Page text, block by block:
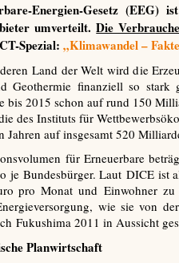
Energien-Gesetz (EEG)
umverteilt.Die
Spezial: „Klimawandel –
Land der Welt wird die
Geothermie finanziell so
bis 2015 schon auf rund 150
des Instituts für
Jahren auf insgesamt 520
für Erneuerbare
je Bundesbürger. Laut DICE ist
pro Monat und Einwohner
wie sie von
Fukushima 2011 in Aussicht
Planwirtschaft